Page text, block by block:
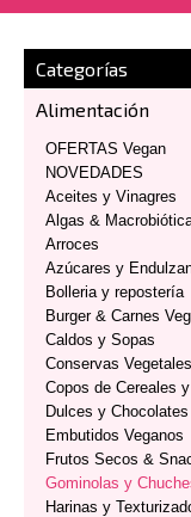
Categorías
Alimentación
OFERTAS Vegan
NOVEDADES
Aceites y Vinagres
Algas &
Arroces
Azúcares y
Bolleria y repostería
Burger & Carnes
Caldos y Sopas
Conservas Vegetales
Copos de Cereales
Dulces y Chocolates
Embutidos Veganos
Frutos Secos &
Gominolas y
Harinas y